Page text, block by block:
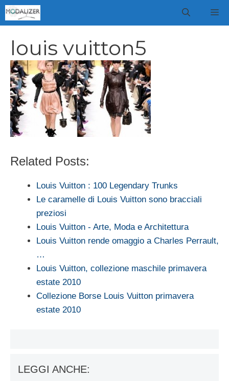
Vai
al
louis vuitton5
Related Posts:
Louis Vuitton : 100 Legendary Trunks
Le caramelle di Louis Vuitton sono bracciali
preziosi
Louis Vuitton - Arte, Moda e Architettura
Louis Vuitton rende omaggio a Charles Perrault,
…
Louis Vuitton, collezione maschile primavera
estate 2010
Collezione Borse Louis Vuitton primavera
estate 2010
LEGGI ANCHE: